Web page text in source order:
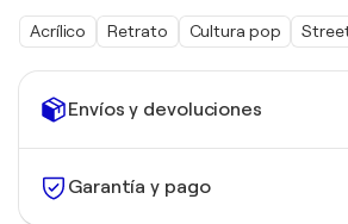
Envíos y devoluciones
Garantía y pago
Acrílico Retrato Cultura pop